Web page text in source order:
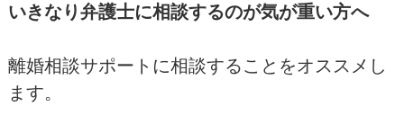
いきなり弁護士に相談するのが気が重い方へ
離婚相談サポートに相談することをオススメし
ます。